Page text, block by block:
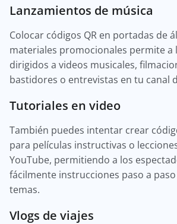
Lanzamientos de música
Colocar códigos QR en portadas de
materiales promocionales permite a
dirigidos a videos musicales,
bastidores o entrevistas en tu canal
Tutoriales en video
También puedes intentar crear
para películas instructivas o
YouTube, permitiendo a los
fácilmente instrucciones paso a
temas.
Vlogs de viajes